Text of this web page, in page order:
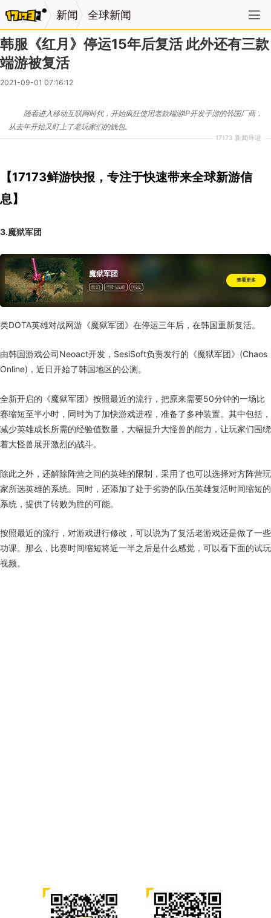
新闻 全球新闻
韩服《红月》停运15年后复活 此外还有三款
端游被复活
2021-09-01 07:16:12
17173 新闻导语
随着进入移动互联网时代，开始疯狂使用老款端游IP开发手游的韩国厂商，
从去年开始又盯上了老玩家们的钱包。
【17173鲜游快报，专注于快速带来全球新游信
息】
3.魔狱军团
魔狱军团
奇幻 即时战略 国战
查看更多
类DOTA英雄对战网游《魔狱军团》在停运三年后，在韩国重新复活。
由韩国游戏公司Neoact开发，SesiSoft负责发行的《魔狱军团》(Chaos
Online)，近日开始了韩国地区的公测。
全新开启的《魔狱军团》按照最近的流行，把原来需要50分钟的一场比
赛缩短至半小时，同时为了加快游戏进程，准备了多种装置。其中包括，
减少英雄成长所需的经验值数量，大幅提升大怪兽的能力，让玩家们围绕
着大怪兽展开激烈的战斗。
除此之外，还解除阵营之间的英雄的限制，采用了也可以选择对方阵营玩
家所选英雄的系统。同时，还添加了处于劣势的队伍英雄复活时间缩短的
系统，提供了转败为胜的可能。
按照最近的流行，对游戏进行修改，可以说为了复活老游戏还是做了一些
功课。那么，比赛时间缩短将近一半之后是什么感觉，可以看下面的试玩
视频。